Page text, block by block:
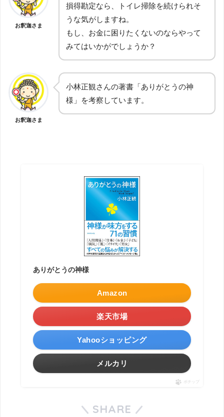
お釈迦さま
損得勘定なら、トイレ掃除を続けられそ
うな気がしますね。
もし、お金に困りたくないのならやって
みてはいかがでしょうか？
お釈迦さま
小林正観さんの著書「ありがとうの神
様」を考察しています。
ありがとうの神様
Amazon
楽天市場
Yahooショッピング
メルカリ
ポチップ
SHARE